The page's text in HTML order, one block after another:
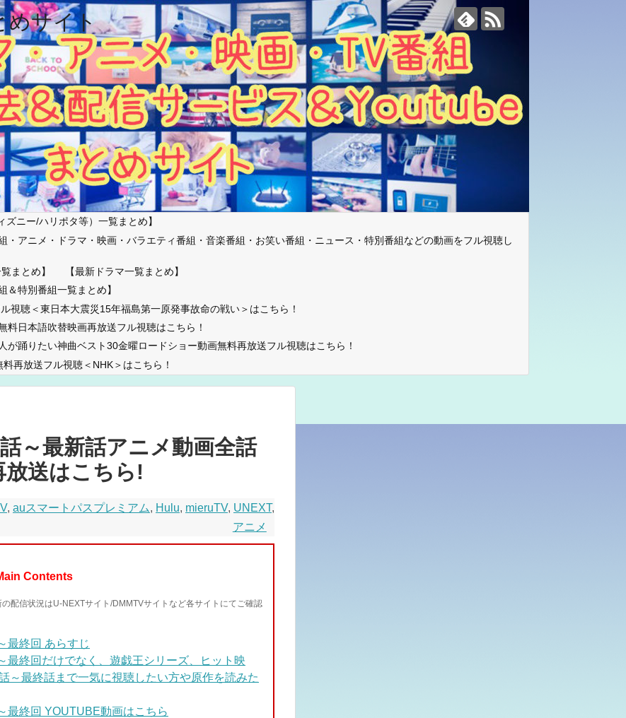
めサイト
ニー/ハリポタ等）一覧まとめ】
・アニメ・ドラマ・映画・バラエティ番組・音楽番組・お笑い番組・ニュース・特別番組などの動画をフル視聴し
まとめ】
【最新ドラマ一覧まとめ】
＆特別番組一覧まとめ】
視聴＜東日本大震災15年福島第一原発事故命の戦い＞はこちら！
料日本語吹替映画再放送フル視聴はこちら！
が踊りたい神曲ベスト30金曜ロードショー動画無料再放送フル視聴はこちら！
再放送フル視聴＜NHK＞はこちら！
～最新話アニメ動画全話
放送はこちら!
, auスマートパスプレミアム, Hulu, mieruTV, UNEXT,
アニメ
Contents
配信状況はU-NEXTサイト/DMMTVサイトなど各サイトにてご確認
最終回 あらすじ
最終回 だけでなく、遊戯王シリーズ、ヒット映
～最終話まで一気に視聴したい方や原作を読みた
最終回 YOUTUBE動画はこちら